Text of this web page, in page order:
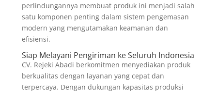
perlindungannya membuat produk ini menjadi salah
satu komponen penting dalam sistem pengemasan
modern yang mengutamakan keamanan dan
efisiensi.
Siap Melayani Pengiriman ke Seluruh Indonesia
CV. Rejeki Abadi berkomitmen menyediakan produk
berkualitas dengan layanan yang cepat dan
terpercaya. Dengan dukungan kapasitas produksi